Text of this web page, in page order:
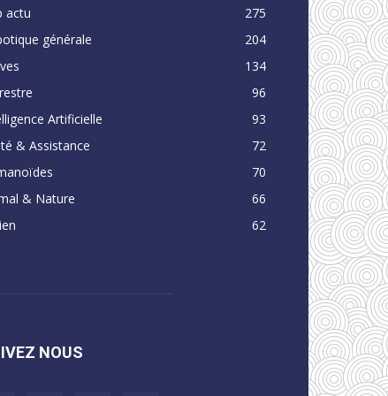
actu
275
générale
204
134
96
Artificielle
93
& Assistance
72
70
& Nature
66
62
NOUS